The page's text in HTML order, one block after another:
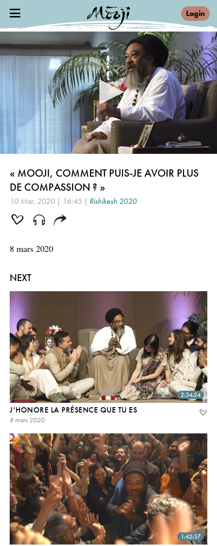
Login
minutes,
seconds
NEXT
2:34:24
J’HONORE LA PRÉSENCE QUE TU ES
8 mars 2020
1:42:57
« MOOJI, COMMENT PUIS-JE AVOIR PLUS
DE COMPASSION ? »
10 Mar, 2020 | 16:45 | Rishikesh 2020
8 mars 2020